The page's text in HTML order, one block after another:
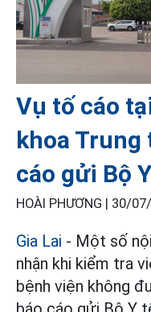
Vụ tố cáo
khoa Trung
cáo gửi Bộ
HOÀI PHƯƠNG | 30/
Gia Lai - Một số
nhận khi kiểm tra
bệnh viện không